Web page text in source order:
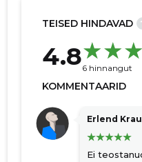
TEISED HINDAVAD
4.86 hinnangut
KOMMENTAARID
Erlend
Ei